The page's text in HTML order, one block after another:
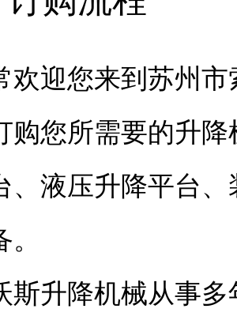
您来到苏州市
购您所需要的升
、液压升降平台
。
降机械从事多